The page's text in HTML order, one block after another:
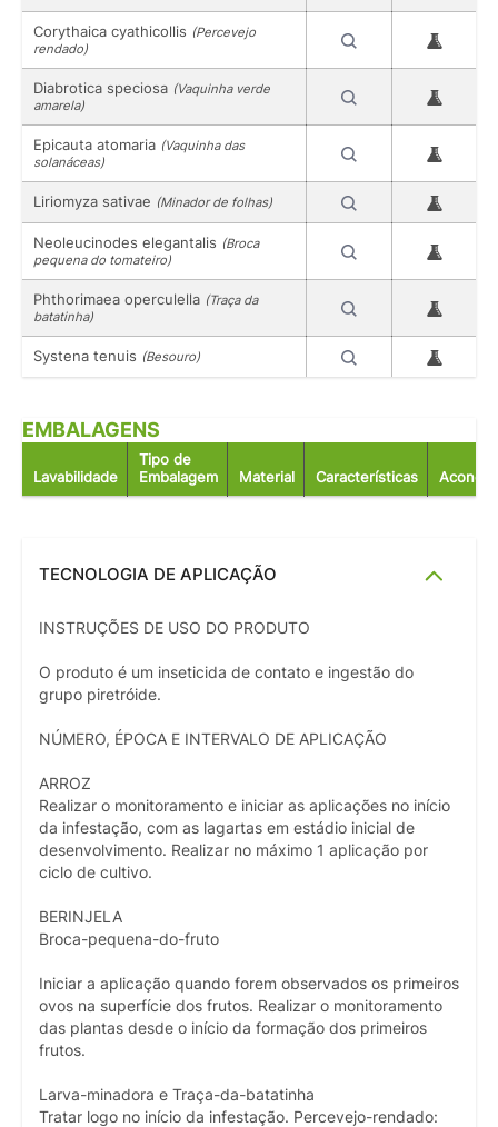
Corythaica cyathicollis (Percevejo
rendado)
Diabrotica speciosa (Vaquinha verde
amarela)
Epicauta atomaria (Vaquinha das
solanáceas)
Liriomyza sativae (Minador de folhas)
Neoleucinodes elegantalis (Broca
pequena do tomateiro)
Phthorimaea operculella (Traça da
batatinha)
Systena tenuis (Besouro)
EMBALAGENS
Lavabilidade
Tipo de
Embalagem
Material Características
TECNOLOGIA DE APLICAÇÃO
INSTRUÇÕES DE USO DO PRODUTO
O produto é um inseticida de contato e ingestão do
grupo piretróide.
NÚMERO, ÉPOCA E INTERVALO DE APLICAÇÃO
ARROZ
Realizar o monitoramento e iniciar as aplicações no início
da infestação, com as lagartas em estádio inicial de
desenvolvimento. Realizar no máximo 1 aplicação por
ciclo de cultivo.
BERINJELA
Broca-pequena-do-fruto
Iniciar a aplicação quando forem observados os primeiros
ovos na superfície dos frutos. Realizar o monitoramento
das plantas desde o início da formação dos primeiros
frutos.
Larva-minadora e Traça-da-batatinha
Tratar logo no início da infestação. Percevejo-rendado: